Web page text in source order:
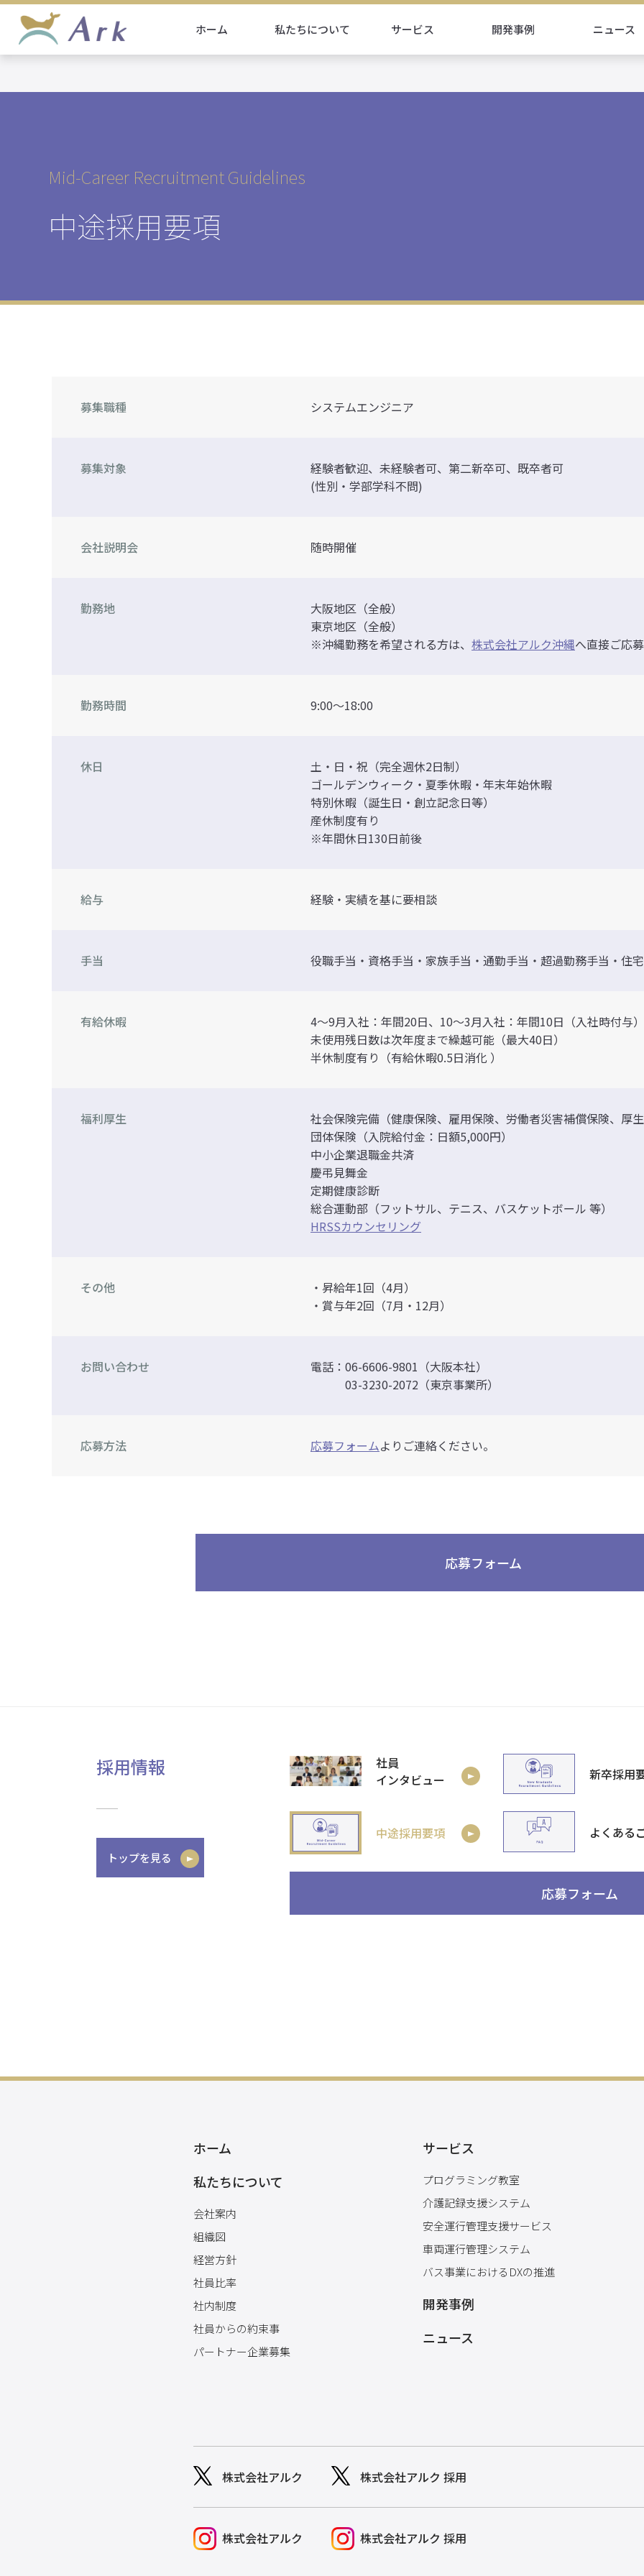
ホーム 私たちについて サービス 開発事例 ニュース
Mid-Career Recruitment Guidelines
中途採用要項
募集職種 システムエンジニア
募集対象
経験者歓迎、未経験者可、第二新卒可、既卒者可
(性別・学部学科不問)
会社説明会 随時開催
勤務地
大阪地区（全般）
東京地区（全般）
※沖縄勤務を希望される方は、 株式会社アルク沖縄へ直接ご応
勤務時間 9:00〜18:00
休日
土・日・祝（完全週休2日制）
ゴールデンウィーク・夏季休暇・年末年始休暇
特別休暇（誕生日・創立記念日等）
産休制度有り
※年間休日130日前後
給与 経験・実績を基に要相談
手当 役職手当・資格手当・家族手当・通勤手当・超過勤務手当・住
有給休暇
4～9月入社：年間20日、10～3月入社：年間10日（入社時付与）
未使用残日数は次年度まで繰越可能（最大40日）
半休制度有り（有給休暇0.5日消化 ）
福利厚生
社会保険完備（健康保険、雇用保険、労働者災害補償保険、厚生
団体保険（入院給付金：日額5,000円）
中小企業退職金共済
慶弔見舞金
定期健康診断
総合運動部（フットサル、テニス、バスケットボール 等）
HRSSカウンセリング
その他
・昇給年1回（4月）
・賞与年2回（7月・12月）
お問い合わせ
電話：06-6606-9801（大阪本社）
03-3230-2072（東京事業所）
応募方法 応募フォームよりご連絡ください。
応募フォーム
採用情報
トップを見る
社員
インタビュー
新卒採用
中途採用要項 よくある
応募フォーム
ホーム
私たちについて
会社案内
組織図
経営方針
社員比率
社内制度
社員からの約束事
パートナー企業募集
サービス
プログラミング教室
介護記録支援システム
安全運行管理支援サービス
車両運行管理システム
バス事業におけるDXの推進
開発事例
ニュース
株式会社アルク 株式会社アルク 採用
株式会社アルク 株式会社アルク 採用